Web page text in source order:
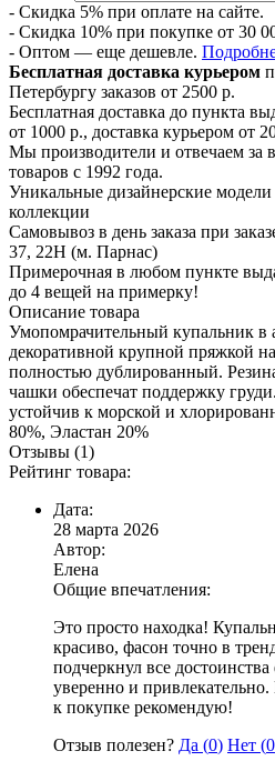
- Скидка 5% при оплате на сайте.
- Скидка 10% при покупке от 30
- Оптом — еще дешевле.
Бесплатная доставка курьером
Петербургу заказов от 2500 р.
Бесплатная доставка до пункта
от 1000 р., доставка курьером от
Мы производители и отвечаем за
товаров с 1992 года.
Уникальные дизайнерские
коллекции
Самовывоз в день заказа при
37, 22Н (м. Парнас)
Примерочная в любом пункте
до 4 вещей на примерку!
Описание товара
Умопомрачительный купальник в
декоративной крупной пряжкой
полностью дублированный.
чашки обеспечат поддержку
устойчив к морской и
80%, Эластан 20%
Отзывы (1)
Рейтинг товара:
Дата:
28 марта 2026
Автор:
Елена
Общие впечатления:
Это просто находка!
красиво, фасон точно в
подчеркнул все
уверенно и
к покупке рекомендую!
Отзыв полезен? Да (0) Нет (0